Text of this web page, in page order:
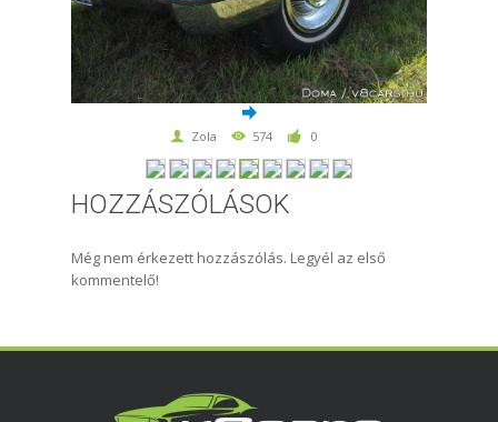
Zola 574 0
HOZZÁSZÓLÁSOK
Még nem érkezett hozzászólás. Legyél az első
kommentelő!